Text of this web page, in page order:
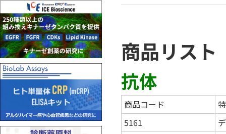
商品リスト
抗体
商品コード
5161